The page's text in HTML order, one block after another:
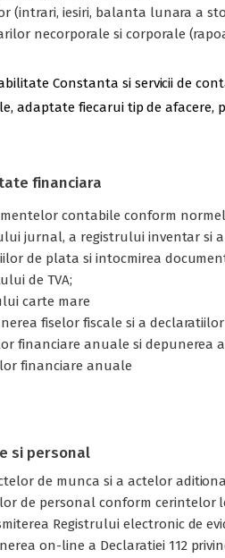
(intrari, iesiri, balanta lunara a
necorporale si corporale
Constanta si servicii de
adaptate fiecarui tip de
financiara
contabile conform
jurnal, a registrului inventar si
de plata si intocmirea
de TVA;
carte mare
fiselor fiscale si a
financiare anuale si depunerea
financiare anuale
si personal
de munca si a actelor
de personal conform cerintelor
Registrului electronic de
on-line a Declaratiei 112